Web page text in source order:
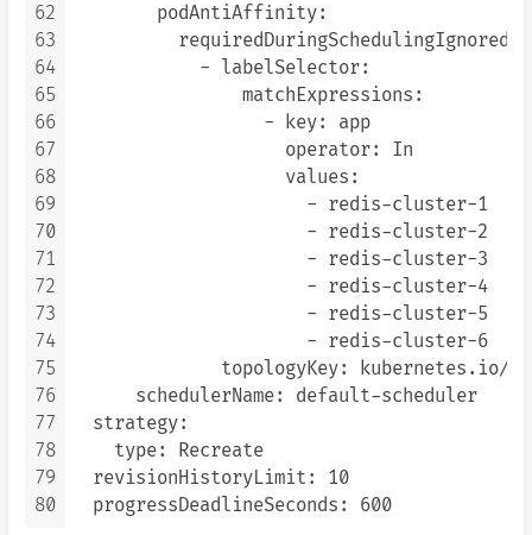
62
63
64
65
66
67
68
69
70
71
72
73
74
75
76
77
78
79
80
        podAntiAffinity:
            - labelSelector:
                matchExpressions:
                  - key: app
                    operator: In
                    values:
                      - redis-cluster-1
                      - redis-cluster-2
                      - redis-cluster-3
                      - redis-cluster-4
                      - redis-cluster-5
                      - redis-cluster-6
topologyKey: kubernetes.io/
      schedulerName: default-scheduler
  strategy:
    type: Recreate
  revisionHistoryLimit: 10